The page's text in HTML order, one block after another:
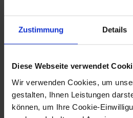
Zustimmung Details
Diese Webseite verwendet
Wir verwenden Cookies, um
gestalten, Ihnen Leistungen
können, um Ihre Cookie-
1910
Bau der Thayabrücke in
Waidhofen/Thaya